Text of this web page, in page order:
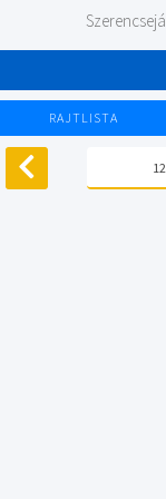
RAJTLISTA